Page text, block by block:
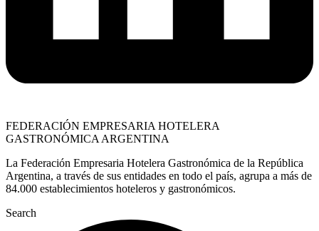
FEDERACIÓN EMPRESARIA HOTELERA
GASTRONÓMICA ARGENTINA
La Federación Empresaria Hotelera Gastronómica de la República
Argentina, a través de sus entidades en todo el país, agrupa a más de
84.000 establecimientos hoteleros y gastronómicos.
Search